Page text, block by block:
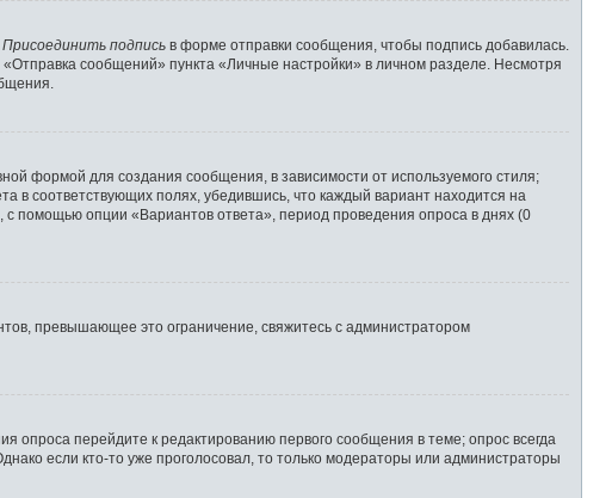
Присоединить подпись в форме отправки сообщения, чтобы подпись добавилась.
сообщений» пункта «Личные настройки» в личном разделе. Несмотря
формой для создания сообщения, в зависимости от используемого стиля;
в соответствующих полях, убедившись, что каждый вариант находится на
с помощью опции «Вариантов ответа», период проведения опроса в днях (0
превышающее это ограничение, свяжитесь с администратором
опроса перейдите к редактированию первого сообщения в теме; опрос всегда
если кто-то уже проголосовал, то только модераторы или администраторы